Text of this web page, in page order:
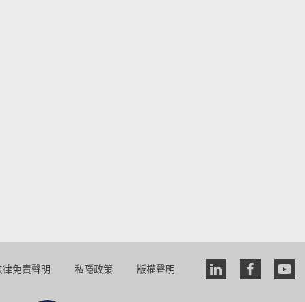
律免責聲明 私隱政策 版權聲明 Linkedin